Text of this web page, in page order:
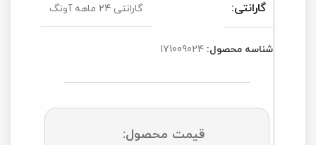
گارانتی: گارانتی 24 ماهه آونگ
شناسه محصول: 171009024
قیمت محصول: